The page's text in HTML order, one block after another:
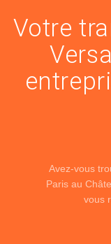
Votre
Avez-vous
Paris au
vous